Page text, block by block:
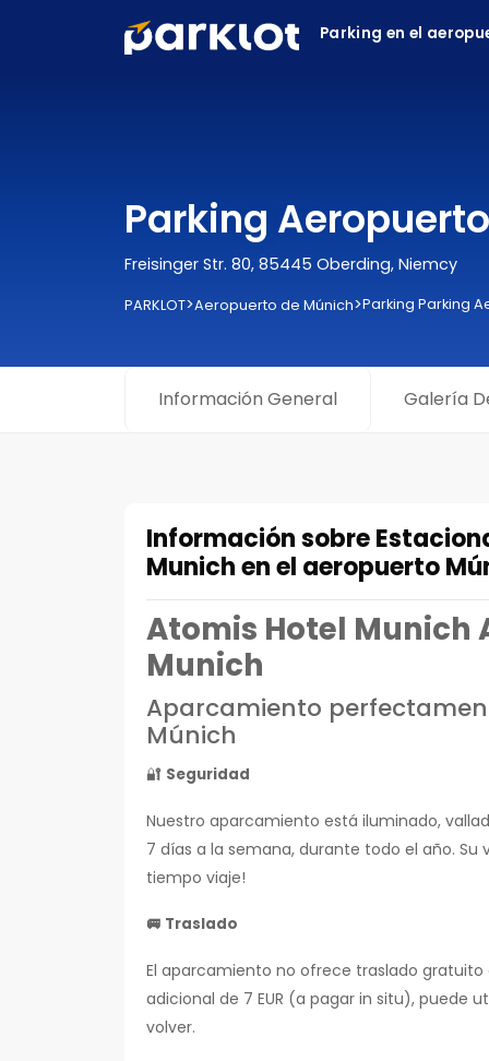
Parking en el
Parking
Freisinger Str. 80, 85445 Oberding, Niemcy
PARKLOT>Aeropuerto de Múnich>Parking Parking
Información General Galería
Información sobre
Munich en el aeropuerto
Atomis Hotel
Munich
Aparcamiento
Múnich
🔐 Seguridad
Nuestro aparcamiento está iluminado,
7 días a la semana, durante todo el año.
tiempo viaje!
🚐 Traslado
El aparcamiento no ofrece traslado
adicional de 7 EUR (a pagar in situ), puede
volver.